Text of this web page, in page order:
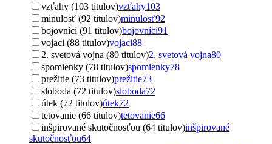
vzťahy (103 titulov)vzťahy103
minulosť (92 titulov)minulosť92
bojovníci (91 titulov)bojovníci91
vojaci (88 titulov)vojaci88
2. svetová vojna (80 titulov)2. svetová vojna80
spomienky (78 titulov)spomienky78
prežitie (73 titulov)prežitie73
sloboda (72 titulov)sloboda72
útek (72 titulov)útek72
tetovanie (66 titulov)tetovanie66
inšpirované skutočnosťou (64 titulov)inšpirované
skutočnosťou64